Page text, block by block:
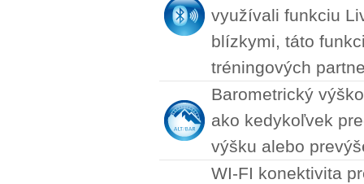
využívali funkciu
blízkymi, táto
tréningových
Barometrický
ako kedykoľvek
výšku alebo
WI-FI konektivita